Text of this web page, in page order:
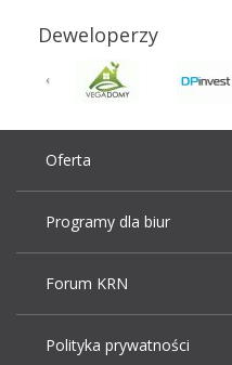
Deweloperzy
Oferta
Programy dla biur
Forum KRN
Polityka prywatności